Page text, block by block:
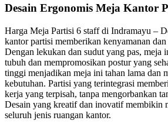
Desain Ergonomis Meja Kantor
Harga Meja Partisi 6 staff di Indramayu –
kantor partisi memberikan kenyamanan
Dengan lekukan dan sudut yang pas, meja
tubuh dan mempromosikan postur yang
tinggi menjadikan meja ini tahan lama dan
kebutuhan. Partisi yang terintegrasi
kerja yang terpisah, tanpa mengorbankan
Desain yang kreatif dan inovatif membikin
seluruh jenis ruangan kantor.